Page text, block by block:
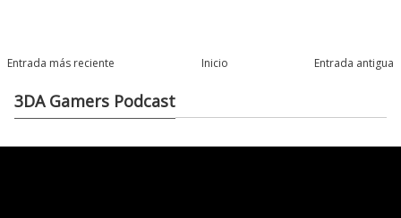
Entrada más reciente Entrada antigua
Inicio
3DA Gamers Podcast